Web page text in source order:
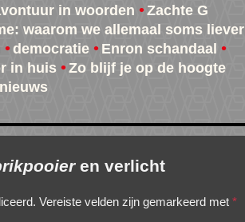
in woorden
Zachte G
waarom we allemaal soms liever
democratie
Enron schandaal
in huis
Zo blijf je op de hoogte
en verlicht
Vereiste velden zijn gemarkeerd met *